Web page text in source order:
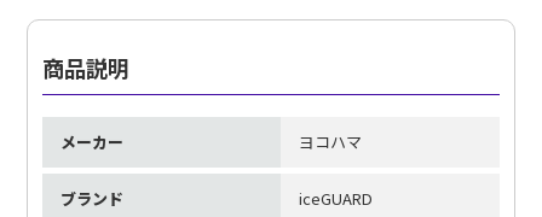
商品説明
メーカー ヨコハマ
ブランド iceGUARD